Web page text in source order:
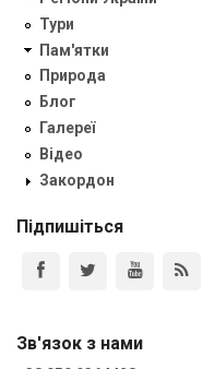
Тури
Пам'ятки
Природа
Блог
Галереї
Відео
Закордон
Підпишіться
Зв'язок з нами